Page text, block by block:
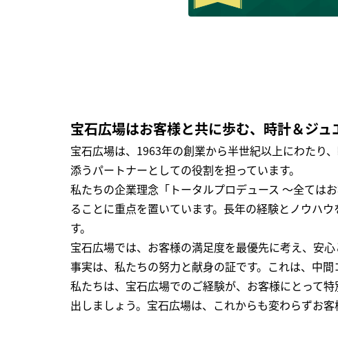
宝石広場はお客様と共に歩む、時計＆ジュ
宝石広場は、1963年の創業から半世紀以上にわたり
添うパートナーとしての役割を担っています。
私たちの企業理念「トータルプロデュース ～全ては
ることに重点を置いています。長年の経験とノウハ
す。
宝石広場では、お客様の満足度を最優先に考え、安
事実は、私たちの努力と献身の証です。これは、中
私たちは、宝石広場でのご経験が、お客様にとって
出しましょう。宝石広場は、これからも変わらずお客